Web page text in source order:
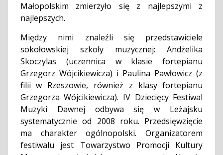
Małopolskim zmierzyło się z najlepszymi z
najlepszych.
Między nimi znaleźli się przedstawiciele
sokołowskiej szkoły muzycznej: Andżelika
Skoczylas (uczennica w klasie fortepianu
Grzegorz Wójcikiewicza) i Paulina Pawłowicz (z
filii w Rzeszowie, również z klasy fortepianu
Grzegorza Wójcikiewicza). IV Dziecięcy Festiwal
Muzyki Dawnej odbywa się w Leżajsku
systematycznie od 2008 roku. Przedsięwzięcie
ma charakter ogólnopolski. Organizatorem
festiwalu jest Towarzystwo Promocji Kultury